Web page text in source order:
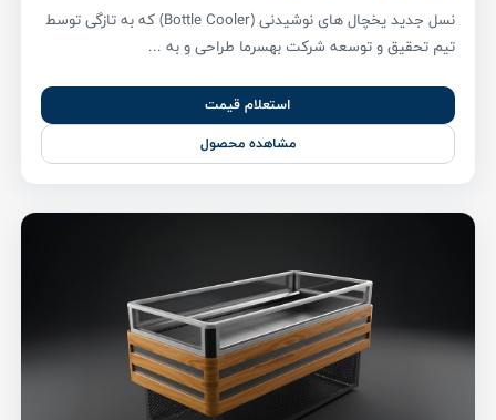
نسل جدید یخچال های نوشیدنی (Bottle Cooler) که به تازگی توسط
تیم تحقیق و توسعه شرکت بهسرما طراحی و به ...
استعلام قیمت
مشاهده محصول